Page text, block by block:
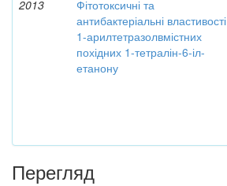
2013
Фітотоксичні та
антибактеріальні властивості
1-арилтетразолвмістних
похідних 1-тетралін-6-іл-
етанону
Перегляд